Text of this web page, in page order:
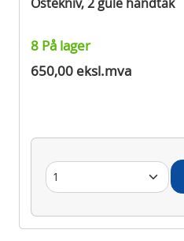
8 På lager
650,00 eksl.mva